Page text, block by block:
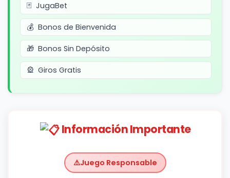
JugaBet
Bonos de Bienvenida
Bonos Sin Depósito
Giros Gratis
Información Importante
Juego Responsable